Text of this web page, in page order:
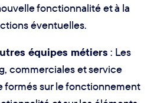
fonctionnalité et à la
éventuelles.
équipes métiers : Les
commerciales et service
formés sur le fonctionnement